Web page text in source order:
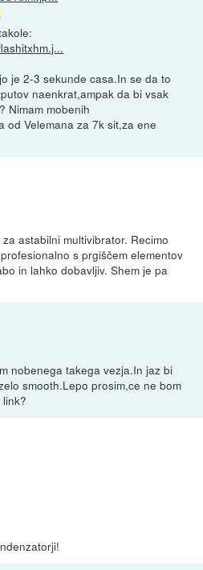
je 2-3 sekunde casa.In se da to
naenkrat,ampak da bi vsak
Nimam mobenih
od Velemana za 7k sit,za ene
astabilni multivibrator. Recimo
s prgiščem elementov
in lahko dobavljiv. Shem je pa
nobenega takega vezja.In jaz bi
smooth.Lepo prosim,ce ne bom